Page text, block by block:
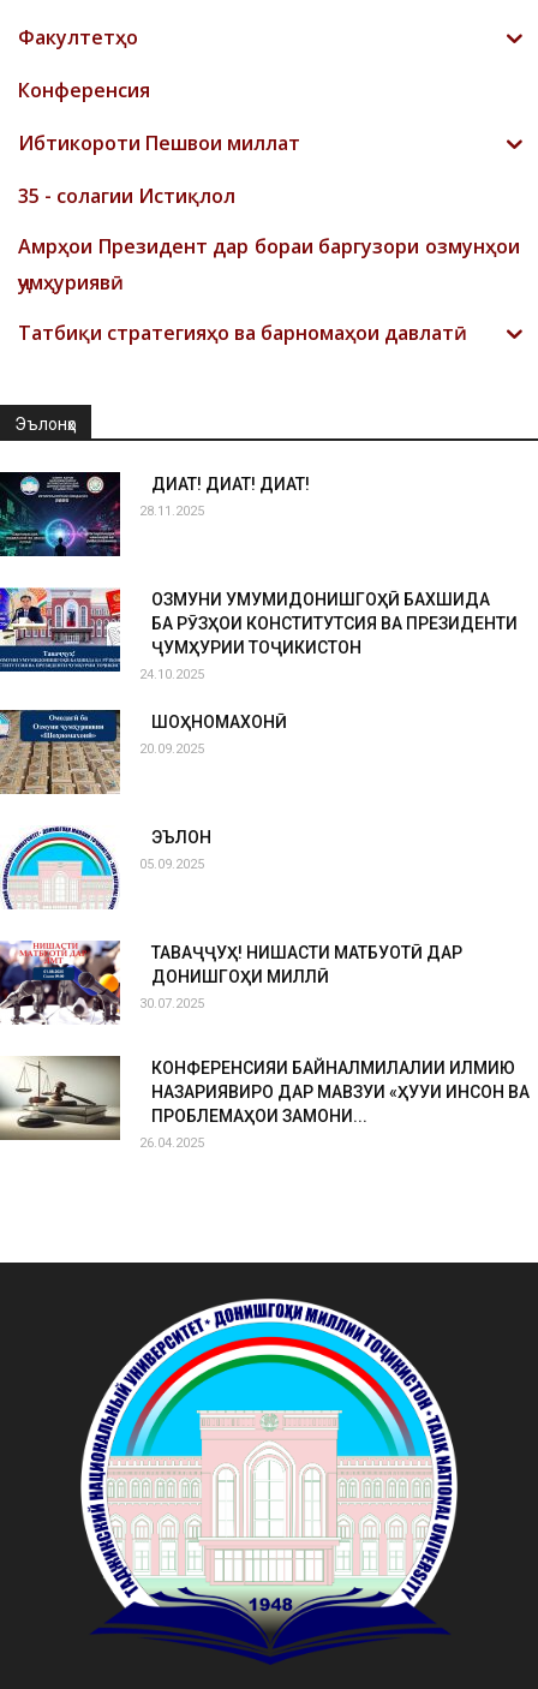
Факултетҳо
Конференсия
Ибтикороти Пешвои миллат
35 - солагии Истиқлол
Амрҳои Президент дар бораи баргузори озмунҳои
ҷумҳуриявӣ
Татбиқи стратегияҳо ва барномаҳои давлатӣ
Эълонҳо
ДИҚҚАТ! ДИҚҚАТ! ДИҚҚАТ!
28.11.2025
ОЗМУНИ УМУМИДОНИШГОҲӢ БАХШИДА
БА РӮЗҲОИ КОНСТИТУТСИЯ ВА ПРЕЗИДЕНТИ
ҶУМҲУРИИ ТОҶИКИСТОН
24.10.2025
ШОҲНОМАХОНӢ
20.09.2025
ЭЪЛОН
05.09.2025
ТАВАҶҶУҲ! НИШАСТИ МАТБУОТӢ ДАР
ДОНИШГОҲИ МИЛЛӢ
30.07.2025
КОНФЕРЕНСИЯИ БАЙНАЛМИЛАЛИИ ИЛМИЮ
НАЗАРИЯВИРО ДАР МАВЗУИ «ҲУҚУҚИ ИНСОН ВА
ПРОБЛЕМАҲОИ ЗАМОНИ...
26.04.2025